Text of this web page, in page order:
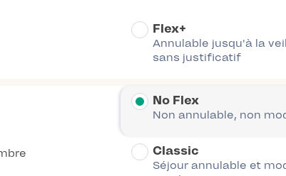
Flex+
Annulable jusqu'à la
sans justificatif
No Flex
Non annulable, non
Classic
Séjour annulable et